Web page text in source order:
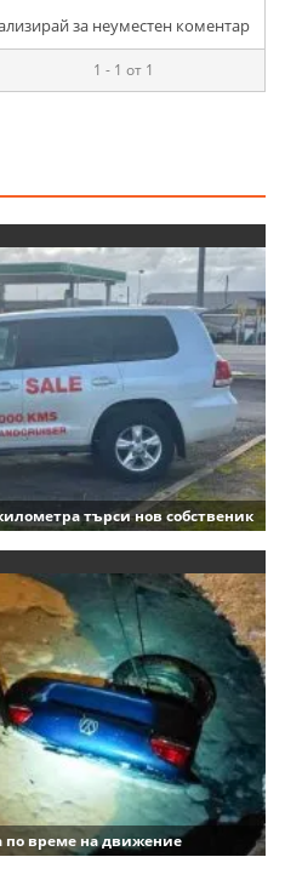
за неуместен коментар
1 - 1 от 1
търси нов собственик
по време на движение